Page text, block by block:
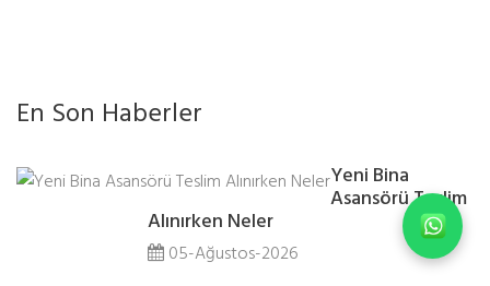
En Son Haberler
Yeni Bina
Asansörü Teslim
Alınırken Neler
05-Ağustos-2026